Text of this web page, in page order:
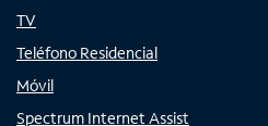
TV
Teléfono Residencial
Móvil
Spectrum Internet Assist